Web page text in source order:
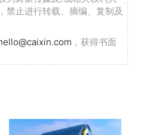
禁止进行转载、摘编、复制及
，获得书面